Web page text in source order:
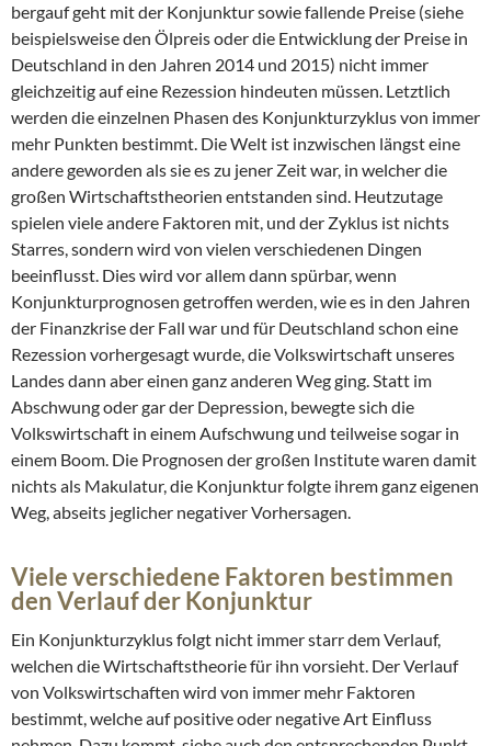
bergauf geht mit der Konjunktur sowie fallende Preise (siehe
beispielsweise den Ölpreis oder die Entwicklung der Preise in
Deutschland in den Jahren 2014 und 2015) nicht immer
gleichzeitig auf eine Rezession hindeuten müssen. Letztlich
werden die einzelnen Phasen des Konjunkturzyklus von immer
mehr Punkten bestimmt. Die Welt ist inzwischen längst eine
andere geworden als sie es zu jener Zeit war, in welcher die
großen Wirtschaftstheorien entstanden sind. Heutzutage
spielen viele andere Faktoren mit, und der Zyklus ist nichts
Starres, sondern wird von vielen verschiedenen Dingen
beeinflusst. Dies wird vor allem dann spürbar, wenn
Konjunkturprognosen getroffen werden, wie es in den Jahren
der Finanzkrise der Fall war und für Deutschland schon eine
Rezession vorhergesagt wurde, die Volkswirtschaft unseres
Landes dann aber einen ganz anderen Weg ging. Statt im
Abschwung oder gar der Depression, bewegte sich die
Volkswirtschaft in einem Aufschwung und teilweise sogar in
einem Boom. Die Prognosen der großen Institute waren damit
nichts als Makulatur, die Konjunktur folgte ihrem ganz eigenen
Weg, abseits jeglicher negativer Vorhersagen.
Viele verschiedene Faktoren bestimmen
den Verlauf der Konjunktur
Ein Konjunkturzyklus folgt nicht immer starr dem Verlauf,
welchen die Wirtschaftstheorie für ihn vorsieht. Der Verlauf
von Volkswirtschaften wird von immer mehr Faktoren
bestimmt, welche auf positive oder negative Art Einfluss